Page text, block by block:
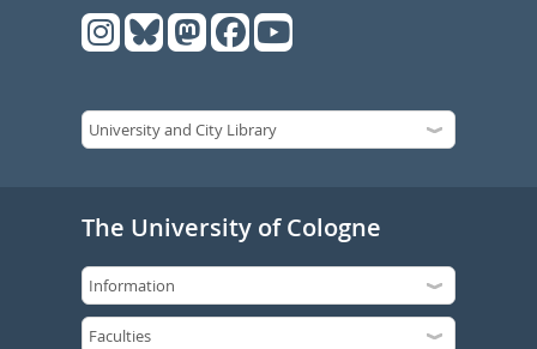
The University of Cologne